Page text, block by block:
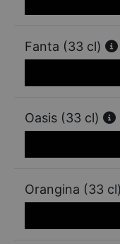
Fanta (33 cl)
Oasis (33 cl)
Orangina (33 cl)